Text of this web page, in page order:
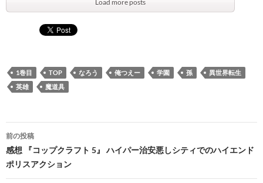
Load more posts
1巻目 TOP なろう 俺つえー 学園 孫
異世界転生
英雄
魔道具
投
稿
ナ
前の投稿
感想 『コップクラフト 5』 ハイパー治安悪しシティでのハイエンド
ポリスアクション